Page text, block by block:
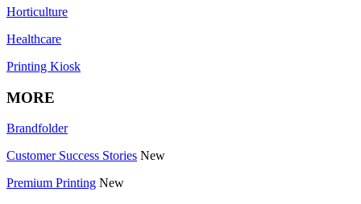
Horticulture
Healthcare
Printing Kiosk
MORE
Brandfolder
Customer Success Stories New
Premium Printing New